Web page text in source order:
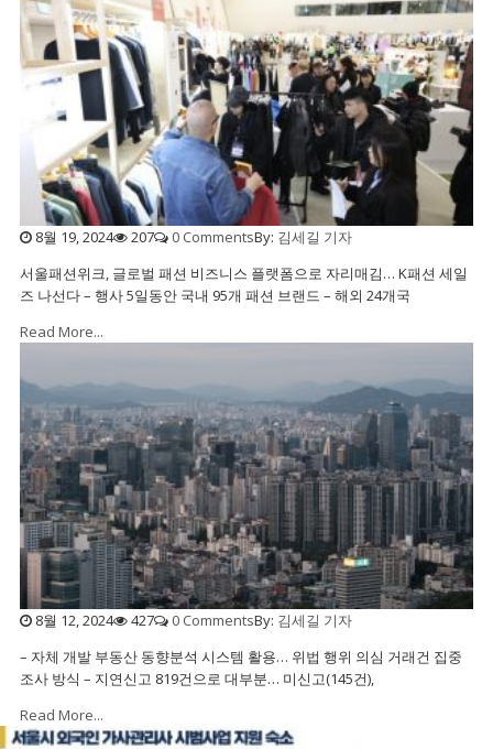
8월 19, 2024 207 0 CommentsBy: 김세길 기자
서울패션위크, 글로벌 패션 비즈니스 플랫폼으로 자리매김… K패션 세일
즈 나선다 – 행사 5일동안 국내 95개 패션 브랜드 – 해외 24개국
Read More...
8월 12, 2024 427 0 CommentsBy: 김세길 기자
– 자체 개발 부동산 동향분석 시스템 활용… 위법 행위 의심 거래건 집중
조사 방식 – 지연신고 819건으로 대부분… 미신고(145건),
Read More...